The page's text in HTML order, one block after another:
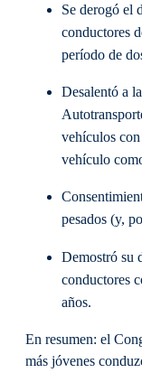
Se derogó el
conductores
período de
Desalentó a
vehículos
vehículo
pesados (y,
Demostró su
conductores
años.
En resumen: el
más jóvenes